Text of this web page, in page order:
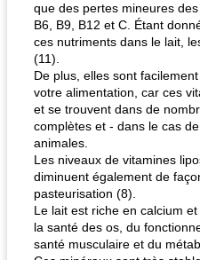
que des pertes mineures
B6, B9, B12 et C. Étant
ces nutriments dans le lait,
(11).
De plus, elles sont
votre alimentation, car ces
et se trouvent dans de
complètes et - dans le cas
animales.
Les niveaux de vitamines
diminuent également de
pasteurisation (8).
Le lait est riche en calcium
la santé des os, du
santé musculaire et du